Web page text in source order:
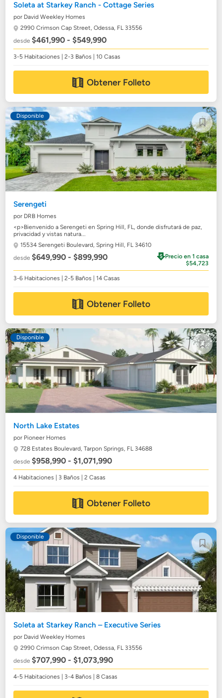
Soleta at Starkey Ranch - Cottage Series
por David Weekley Homes
2990 Crimson Cap Street,Odessa, FL 33556
desde$461,990 - $549,990
3-5 Habitaciones | 2-3 Baños | 10 Casas
Obtener Folleto
Disponible
Serengeti
por DRB Homes
<p>Bienvenido a Serengeti en Spring Hill, FL, donde disfrutará de paz,
privacidad y vistas natura...
15534 Serengeti Boulevard,Spring Hill, FL 34610
desde$649,990 - $899,990
Precio en 1 casa
$54,723
3-6 Habitaciones | 2-5 Baños | 14 Casas
Obtener Folleto
Disponible
North Lake Estates
por Pioneer Homes
728 Estates Boulevard,Tarpon Springs, FL 34688
desde$958,990 - $1,071,990
4 Habitaciones | 3 Baños | 2 Casas
Obtener Folleto
Disponible
Soleta at Starkey Ranch – Executive Series
por David Weekley Homes
2990 Crimson Cap Street,Odessa, FL 33556
desde$707,990 - $1,073,990
4-5 Habitaciones | 3-4 Baños | 8 Casas